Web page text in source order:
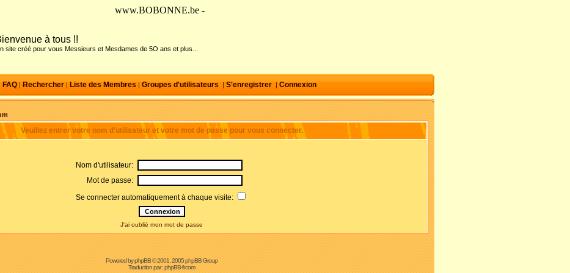
www.BOBONNE.be -
à tous !!
site créé pour vous Messieurs et Mesdames de 5O ans et plus...
FAQ| Rechercher| Liste des Membres | Groupes d'utilisateurs | S'enregistrer| Connexion
Veuillez entrer votre nom d'utilisateur et votre mot de passe pour vous connecter.
Nom d'utilisateur:
Mot de passe:
Se connecter automatiquement à chaque visite:
J'ai oublié mon mot de passe
Powered byphpBB© 2001, 2005 phpBB Group
Traduction par :phpBB-fr.com